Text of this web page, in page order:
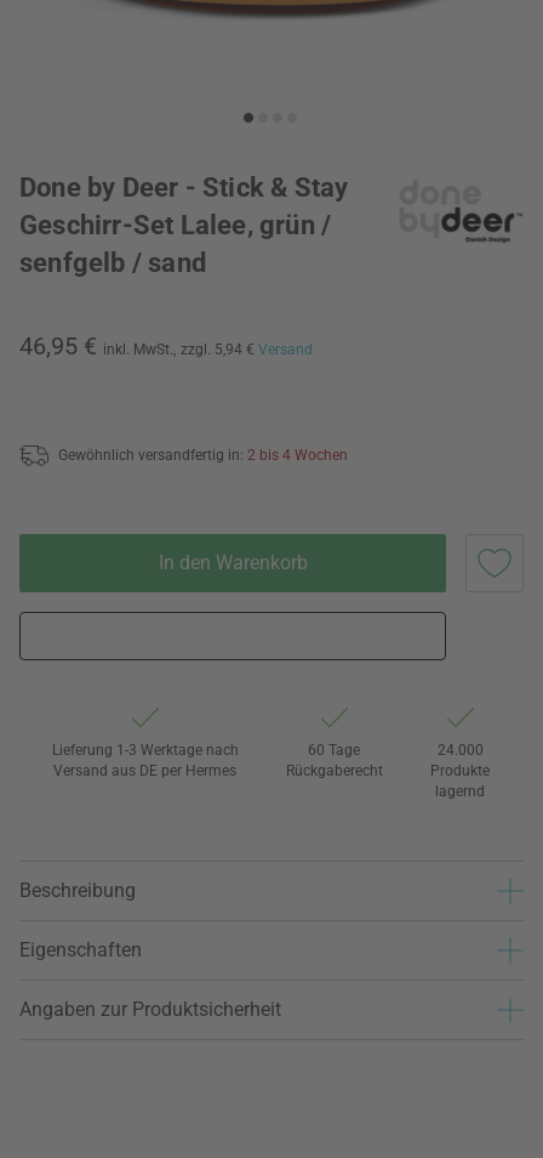
Done by Deer - Stick & Stay
Geschirr-Set Lalee, grün /
senfgelb / sand
46,95 € inkl. MwSt., zzgl. 5,94 € Versand
Gewöhnlich versandfertig in: 2 bis 4 Wochen
In den Warenkorb
Lieferung 1-3 Werktage nach
Versand aus DE per Hermes
60 Tage
Rückgaberecht
24.000
Produkte
lagernd
Beschreibung
Eigenschaften
Angaben zur Produktsicherheit